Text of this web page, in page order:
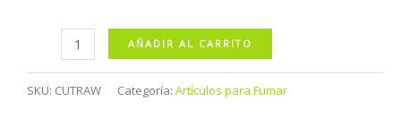
Cortadora
Puros
AÑADIR AL CARRITO
SKU: CUTRAW Categoría: Artículos para Fumar